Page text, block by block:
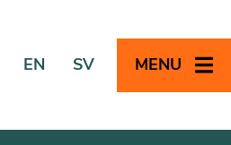
EN SV MENU